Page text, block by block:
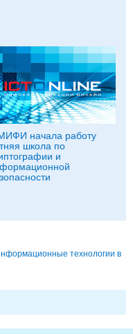
начала работу
школа по
и
технологии в